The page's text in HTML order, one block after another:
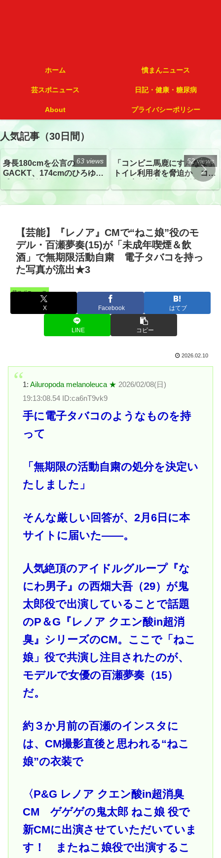
ホーム 憤まんニュース
芸スポニュース 日記・健康・糖尿病
About プライバシーポリシー
人気記事（30日間）
身長180cmを公言の
GACKT、174cmのひろゆき
トざわつき イベントでの写
真が話題
63 views
「コンビニ馬鹿にすんなよ」
トイレ利用者を脅迫か コン
52 views
【芸能】『レノア』CMで“ねこ娘”役のモ
デル・百瀬夢奏(15)が「未成年喫煙＆飲
酒」で無期限活動自粛 電子タバコを持っ
た写真が流出★3
芸スポニュース
X Facebook はてブ
LINE コピー
2026.02.10
1: Ailuropoda melanoleuca ★ 2026/02/08(日)
19:13:08.54 ID:ca6nT9vk9
手に電子タバコのようなものを持
って
「無期限の活動自粛の処分を決定い
たしました」
そんな厳しい回答が、2月6日に本
サイトに届いた――。
人気絶頂のアイドルグループ『な
にわ男子』の西畑大吾（29）が鬼
太郎役で出演していることで話題
のP＆G『レノア クエン酸in超消
臭』シリーズのCM。ここで「ねこ
娘」役で共演し注目されたのが、
モデルで女優の百瀬夢奏（15）
だ。
約３か月前の百瀬のインスタに
は、CM撮影直後と思われる“ねこ
娘”の衣装で
〈P&G レノア クエン酸in超消臭
CM ゲゲゲの鬼太郎 ねこ娘 役で
新CMに出演させていただいていま
す！ またねこ娘役で出演するこ